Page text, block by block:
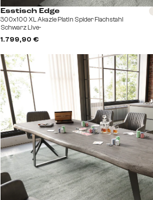
Esstisch Edge
300x100 XL Akazie Platin Spider Flachstahl
Schwarz Live-
1.799,90 €